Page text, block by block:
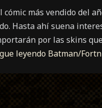
más vendido del
Hasta ahí suena
por las skins
leyendo Batman/